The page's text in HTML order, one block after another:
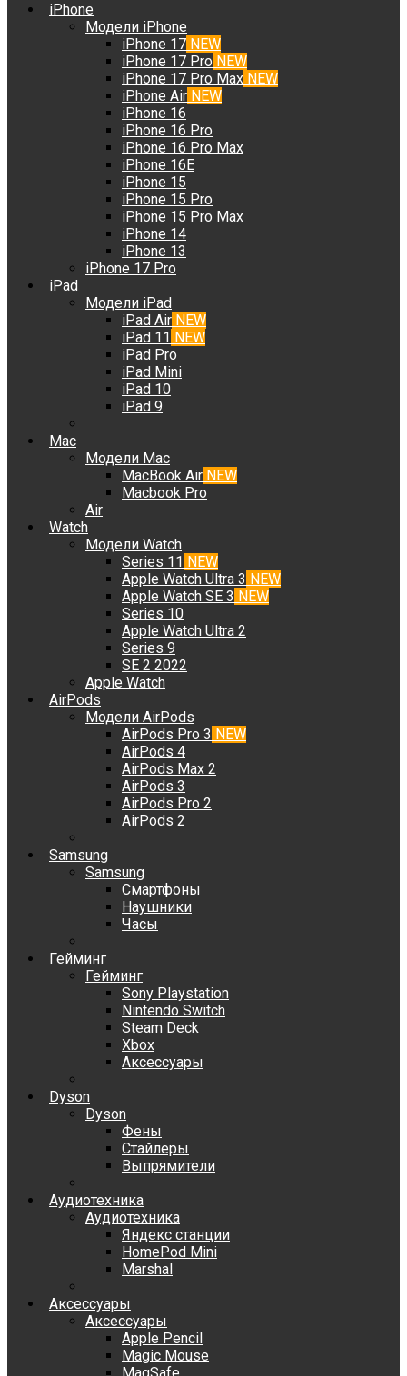
iPhone
Модели iPhone
iPhone 17 NEW
iPhone 17 Pro NEW
iPhone 17 Pro Max NEW
iPhone Air NEW
iPhone 16
iPhone 16 Pro
iPhone 16 Pro Max
iPhone 16E
iPhone 15
iPhone 15 Pro
iPhone 15 Pro Max
iPhone 14
iPhone 13
iPhone 17 Pro
iPad
Модели iPad
iPad Air NEW
iPad 11 NEW
iPad Pro
iPad Mini
iPad 10
iPad 9
Mac
Модели Mac
MacBook Air NEW
Macbook Pro
Air
Watch
Модели Watch
Series 11 NEW
Apple Watch Ultra 3 NEW
Apple Watch SE 3 NEW
Series 10
Apple Watch Ultra 2
Series 9
SE 2 2022
Apple Watch
AirPods
Модели AirPods
AirPods Pro 3 NEW
AirPods 4
AirPods Max 2
AirPods 3
AirPods Pro 2
AirPods 2
Samsung
Samsung
Смартфоны
Наушники
Часы
Гейминг
Гейминг
Sony Playstation
Nintendo Switch
Steam Deck
Xbox
Аксессуары
Dyson
Dyson
Фены
Стайлеры
Выпрямители
Аудиотехника
Аудиотехника
Яндекс станции
HomePod Mini
Marshal
Аксессуары
Аксессуары
Apple Pencil
Magic Mouse